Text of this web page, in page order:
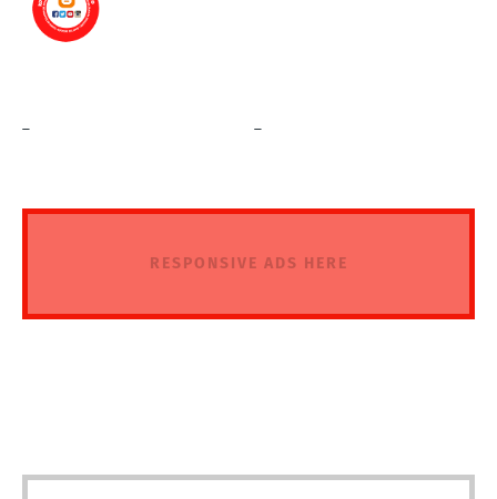
RESPONSIVE ADS HERE